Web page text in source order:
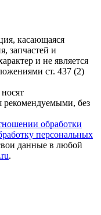
касающаяся
запчастей и
и не является
ст. 437 (2)
рекомендуемыми, без
обработки
персональных
данные в любой
.